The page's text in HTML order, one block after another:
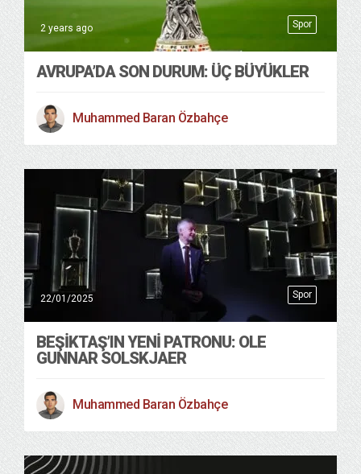
Spor
2 years ago
AVRUPA’DA SON DURUM: ÜÇ BÜYÜKLER
Muhammed Baran Özbahçe
Spor
22/01/2025
BEŞİKTAŞ’IN YENİ PATRONU: OLE
GUNNAR SOLSKJAER
Muhammed Baran Özbahçe